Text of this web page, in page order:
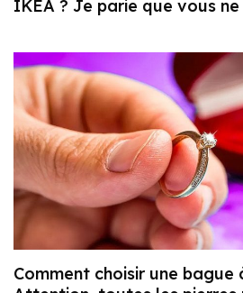
IKEA ? Je parie que vous
Comment choisir une bague